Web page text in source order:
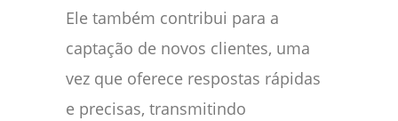
Ele também contribui para a
captação de novos clientes, uma
vez que oferece respostas rápidas
e precisas, transmitindo